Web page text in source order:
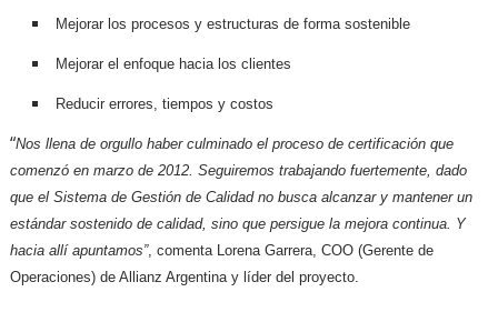
Mejorar los procesos y estructuras de forma sostenible
Mejorar el enfoque hacia los clientes
Reducir errores, tiempos y costos
“Nos llena de orgullo haber culminado el proceso de certificación que
comenzó en marzo de 2012. Seguiremos trabajando fuertemente, dado
que el Sistema de Gestión de Calidad no busca alcanzar y mantener un
estándar sostenido de calidad, sino que persigue la mejora continua. Y
hacia allí apuntamos”, comenta Lorena Garrera, COO (Gerente de
Operaciones) de Allianz Argentina y líder del proyecto.